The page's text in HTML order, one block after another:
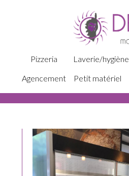
Pizzeria Laverie/hygiène
Agencement Petit matériel